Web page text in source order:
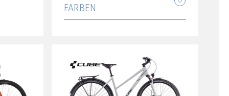
ARBEN
cm
1.199,00 CHF